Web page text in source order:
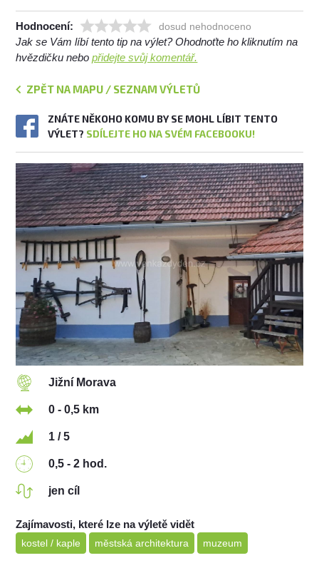
Hodnocení: dosud nehodnoceno
Jak se Vám líbí tento tip na výlet? Ohodnoťte ho kliknutím na
hvězdičku nebopřidejte svůj komentář.
ZPĚT NA MAPU / SEZNAM VÝLETŮ
ZNÁTE NĚKOHO KOMU BY SE MOHL LÍBIT TENTO
VÝLET? SDÍLEJTE HO NA SVÉM FACEBOOKU!
Jižní Morava
0 - 0,5 km
1 / 5
0,5 - 2 hod.
jen cíl
Zajímavosti, které lze na výletě vidět
kostel / kaple městská architektura muzeum